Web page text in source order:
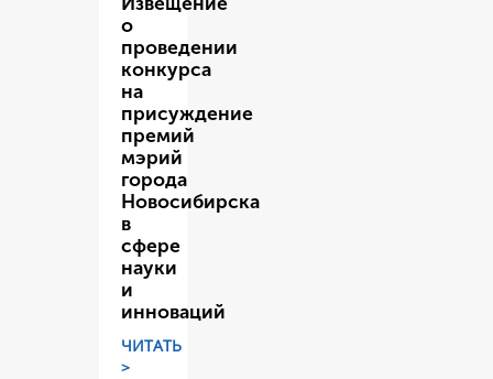
о
проведении
конкурса
на
присуждение
премий
мэрий
города
Новосибирска
в
сфере
науки
и
инноваций
ЧИТАТЬ
>